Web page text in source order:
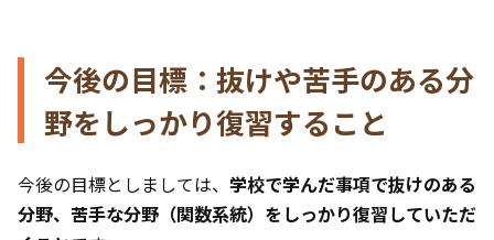
今後の目標：抜けや苦手のある分
野をしっかり復習すること
今後の目標としましては、 学校で学んだ事項で抜けのある
分野、苦手な分野（関数系統）をしっかり復習していただ